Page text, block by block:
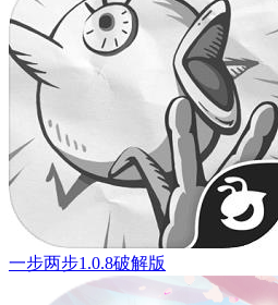
一步两步1.0.8破解版